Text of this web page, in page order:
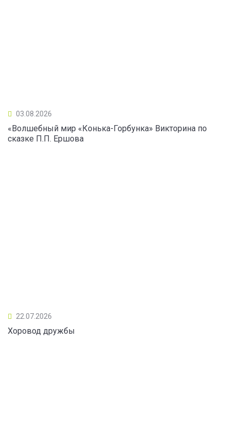
03.08.2026
«Волшебный мир «Конька-Горбунка» Викторина по
сказке П.П. Ершова
22.07.2026
Хоровод дружбы